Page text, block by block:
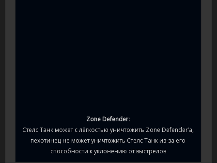
Zone Defender:
Стелс Танк может с лёгкостью уничтожить Zone Defender’а,
пехотинец не может уничтожить Стелс Танк из-за его
способности к уклонению от выстрелов